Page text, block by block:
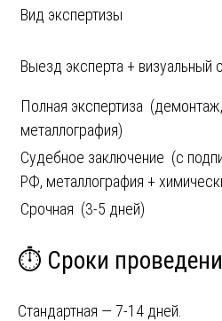
Вид экспертизы
Выезд эксперта + визуальный
Полная экспертиза
металлография)
Судебное заключение (с
РФ, металлография +
Срочная (3-5 дней)
⏱️ Сроки
Стандартная — 7-14 дней.